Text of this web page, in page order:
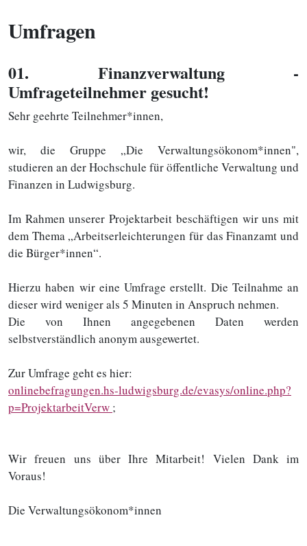
Umfragen
01. Finanzverwaltung -
Umfrageteilnehmer gesucht!
Sehr geehrte Teilnehmer*innen,
wir, die Gruppe „Die Verwaltungsökonom*innen",
studieren an der Hochschule für öffentliche Verwaltung und
Finanzen in Ludwigsburg.
Im Rahmen unserer Projektarbeit beschäftigen wir uns mit
dem Thema „Arbeitserleichterungen für das Finanzamt und
die Bürger*innen“.
Hierzu haben wir eine Umfrage erstellt. Die Teilnahme an
dieser wird weniger als 5 Minuten in Anspruch nehmen.
Die von Ihnen angegebenen Daten werden
selbstverständlich anonym ausgewertet.
Zur Umfrage geht es hier:
onlinebefragungen.hs-ludwigsburg.de/evasys/online.php?
p=ProjektarbeitVerw ;
Wir freuen uns über Ihre Mitarbeit! Vielen Dank im
Voraus!
Die Verwaltungsökonom*innen